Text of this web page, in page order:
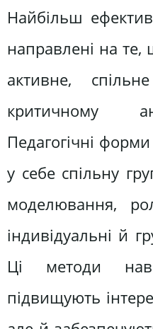
Найбільш
направлені на те,
активне,
критичному
Педагогічні
у себе спільну
моделювання,
індивідуальні й
Ці методи
підвищують